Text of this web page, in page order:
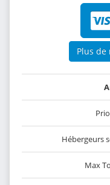
Plus de
Hébergeurs
Max